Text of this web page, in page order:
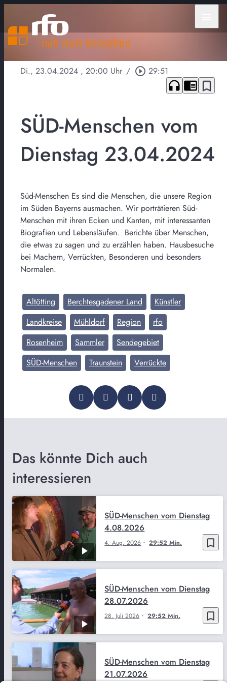
Di., 23.04.2024 , 20:00 Uhr / play_circle_outline 29:51
headphones chrome_reader_mode bookmark_border
SÜD-Menschen vom
Dienstag 23.04.2024
Süd-Menschen Es sind die Menschen, die unsere Region
im Süden Bayerns ausmachen. Wir porträtieren Süd-
Menschen mit ihren Ecken und Kanten, mit interessanten
Biografien und Lebensläufen. Berichte über Menschen,
die etwas zu sagen und zu erzählen haben. Hausbesuche
bei Machern, Verrückten, Besonderen und besonders
Normalen.
Altötting Berchtesgadener Land
Künstler
Landkreise
Mühldorf Region
rfo
Rosenheim
Sammler
Sendegebiet
SÜD-Menschen
Traunstein Verrückte
Das könnte Dich auch
interessieren
bookmark_border
4. Aug. 2026 29:52 Min.
SÜD-Menschen vom Dienstag
4.08.2026
bookmark_border
28. Juli 2026 29:52 Min.
SÜD-Menschen vom Dienstag
28.07.2026
SÜD-Menschen vom Dienstag
21.07.2026